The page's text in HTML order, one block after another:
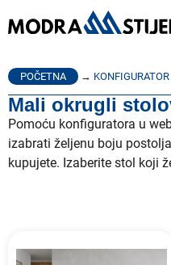
POČETNA → KONFIGURATOR
Mali okrugli
Pomoću konfiguratora u
izabrati željenu boju
kupujete. Izaberite stol koji